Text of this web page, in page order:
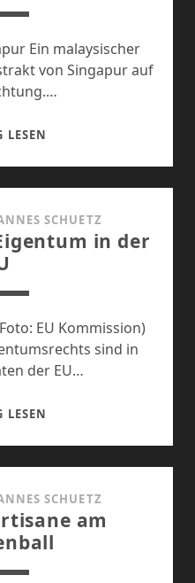
Ein malaysischer
von Singapur auf
LESEN
MARKUS
LAMMERT
SCHUETZ
in der
EU Kommission)
sind in
der EU…
LESEN
IN
DER
EU
SCHUETZ
am